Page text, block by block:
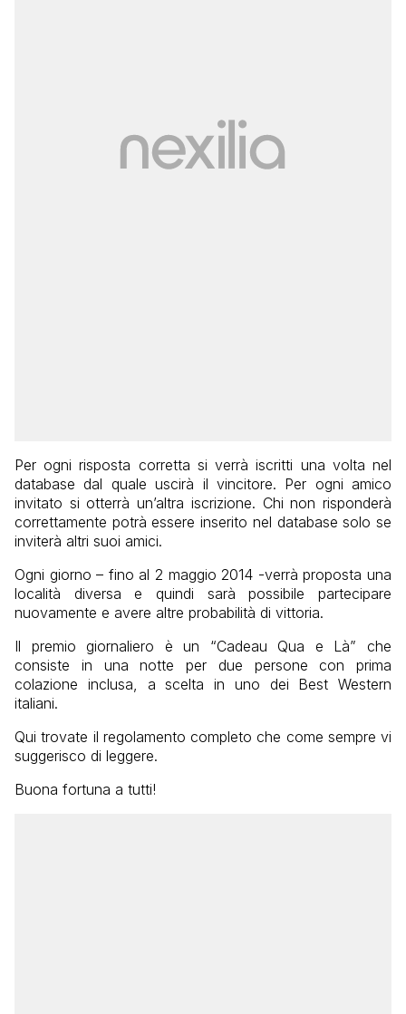
Per ogni risposta corretta si verrà iscritti una volta nel
database dal quale uscirà il vincitore. Per ogni amico
invitato si otterrà un’altra iscrizione. Chi non risponderà
correttamente potrà essere inserito nel database solo se
inviterà altri suoi amici.
Ogni giorno – fino al 2 maggio 2014 -verrà proposta una
località diversa e quindi sarà possibile partecipare
nuovamente e avere altre probabilità di vittoria.
Il premio giornaliero è un “Cadeau Qua e Là” che
consiste in una notte per due persone con prima
colazione inclusa, a scelta in uno dei Best Western
italiani.
Qui trovate il regolamento completo che come sempre vi
suggerisco di leggere.
Buona fortuna a tutti!